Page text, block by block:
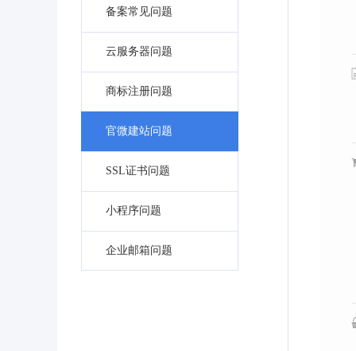
备案常见问题
云服务器问题
商标注册问题
官微建站问题
SSL证书问题
小程序问题
企业邮箱问题